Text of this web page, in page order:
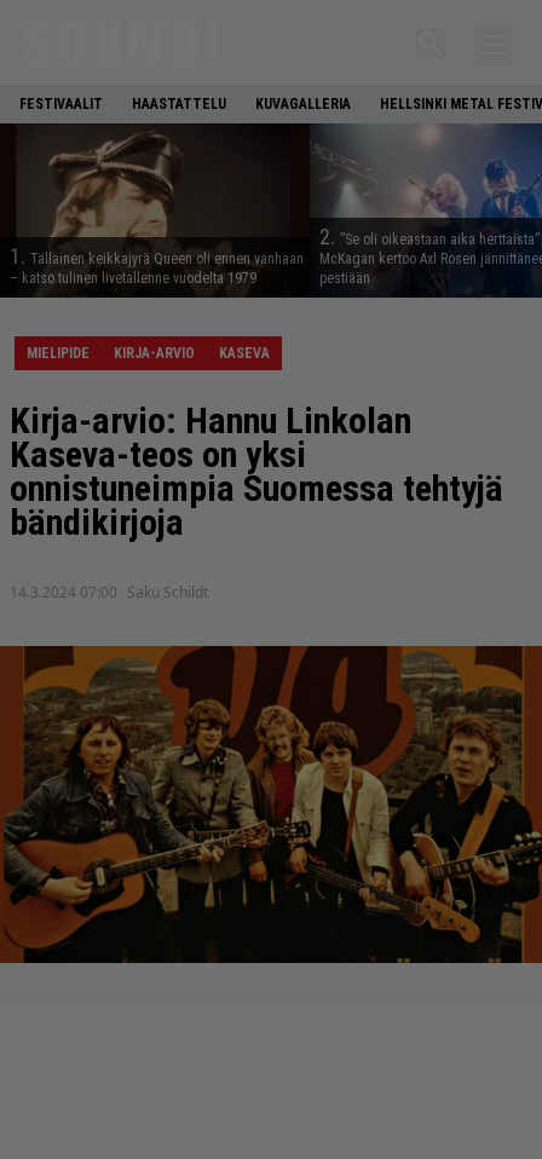
FESTIVAALIT HAASTATTELU KUVAGALLERIA HELLSINKI METAL
1. Tällainen keikkajyrä Queen oli ennen vanhaan
– katso tulinen livetallenne vuodelta 1979
2. ”Se oli oikeastaan aika
McKagan kertoo Axl Rosen
pestiään
MIELIPIDE KIRJA-ARVIO KASEVA
Kirja-arvio: Hannu Linkolan
Kaseva-teos on yksi
onnistuneimpia Suomessa tehtyjä
bändikirjoja
14.3.2024 07:00 Saku Schildt